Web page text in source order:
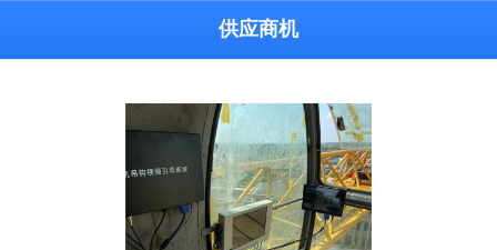
供应商机